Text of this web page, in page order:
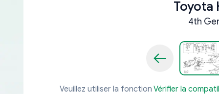
Toyota
4th
Veuillez utiliser la fonction Vérifier la